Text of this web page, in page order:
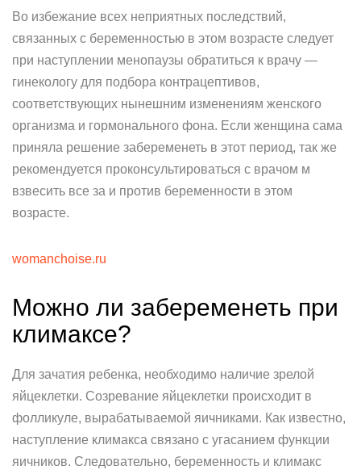
Во избежание всех неприятных последствий,
связанных с беременностью в этом возрасте следует
при наступлении менопаузы обратиться к врачу —
гинекологу для подбора контрацептивов,
соответствующих нынешним изменениям женского
организма и гормонального фона. Если женщина сама
приняла решение забеременеть в этот период, так же
рекомендуется проконсультироваться с врачом м
взвесить все за и против беременности в этом
возрасте.
womanchoise.ru
Можно ли забеременеть при
климаксе?
Для зачатия ребенка, необходимо наличие зрелой
яйцеклетки. Созревание яйцеклетки происходит в
фолликуле, вырабатываемой яичниками. Как известно,
наступление климакса связано с угасанием функции
яичников. Следовательно, беременность и климакс